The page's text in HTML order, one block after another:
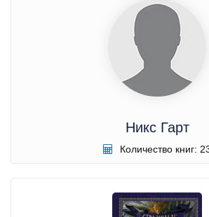
Никс Гарт
Количество книг: